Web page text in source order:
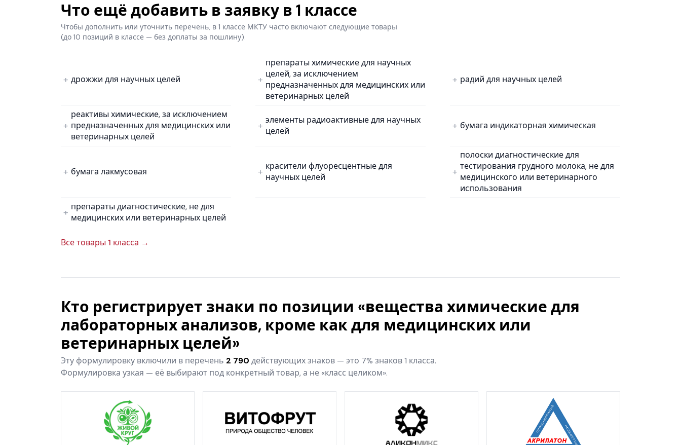
Что ещё добавить в заявку в 1 классе
Чтобы дополнить или уточнить перечень, в 1 классе МКТУ часто включают следующие товары
(до 10 позиций в классе — без доплаты за пошлину).
дрожжи для научных целей
препараты химические для научных
целей, за исключением
предназначенных для медицинских или
ветеринарных целей
радий для научных целей
реактивы химические, за исключением
предназначенных для медицинских или
ветеринарных целей
элементы радиоактивные для научных
целей
бумага индикаторная химическая
бумага лакмусовая
красители флуоресцентные для
научных целей
полоски диагностические для
тестирования грудного молока, не для
медицинского или ветеринарного
использования
препараты диагностические, не для
медицинских или ветеринарных целей
Все товары 1 класса →
Кто регистрирует знаки по позиции «вещества химические для
лабораторных анализов, кроме как для медицинских или
ветеринарных целей»
Эту формулировку включили в перечень 2 790 действующих знаков — это 7% знаков 1 класса.
Формулировка узкая — её выбирают под конкретный товар, а не «класс целиком».